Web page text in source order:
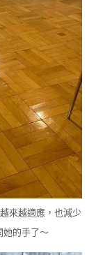
來越適應，也減少
她的手了～